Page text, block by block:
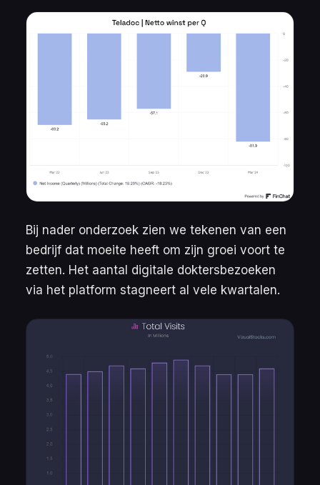
Bij nader onderzoek zien we tekenen van een
bedrijf dat moeite heeft om zijn groei voort te
zetten. Het aantal digitale doktersbezoeken
via het platform stagneert al vele kwartalen.